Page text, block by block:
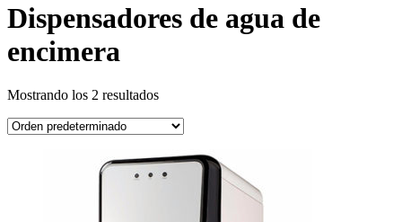
Dispensadores de agua de
encimera
Mostrando los 2 resultados